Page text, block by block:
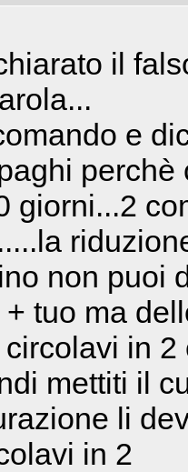
il
e
giorni...2
non puoi
tuo ma
in
mettiti il
li
in 2